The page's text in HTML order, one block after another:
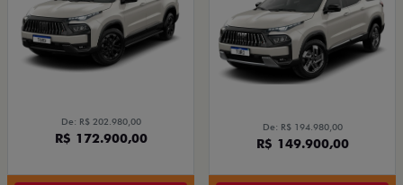
De: R$ 202.980,00
R$ 172.900,00
De: R$ 194.980,00
R$ 149.900,00